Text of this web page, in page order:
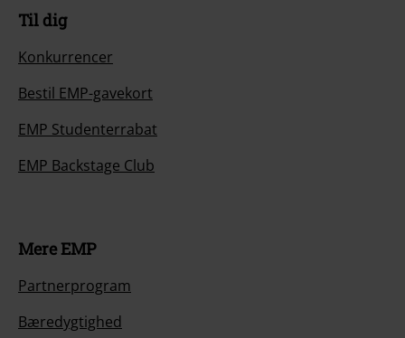
Til dig
Konkurrencer
Bestil EMP-gavekort
EMP Studenterrabat
EMP Backstage Club
Mere EMP
Partnerprogram
Bæredygtighed